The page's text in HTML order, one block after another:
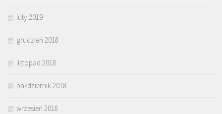
luty 2019
grudzień 2018
listopad 2018
październik 2018
wrzesień 2018